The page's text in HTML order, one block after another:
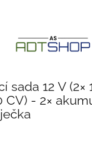
sada 12 V (2×
CV) - 2×